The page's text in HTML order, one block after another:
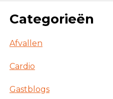
Categorieën
Afvallen
Cardio
Gastblogs